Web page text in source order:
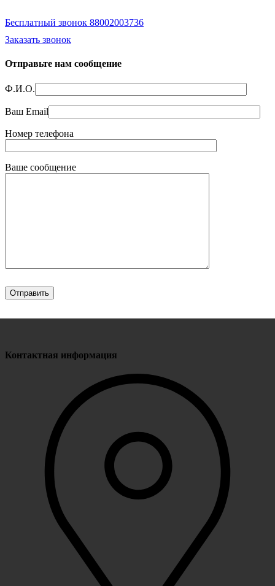
Бесплатный звонок 88002003736
Заказать звонок
Отправьте нам сообщение
Ф.И.О.
Ваш Email
Номер телефона
Ваше сообщение
Контактная информация